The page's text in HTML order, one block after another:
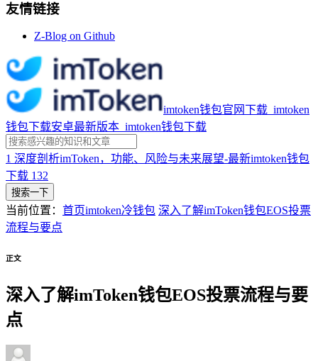
友情链接
Z-Blog on Github
imtoken钱包官网下载_imtoken
钱包下载安卓最新版本_imtoken钱包下载
1 深度剖析imToken，功能、风险与未来展望-最新imtoken钱包
下载 132
搜索一下
当前位置： 首页imtoken冷钱包 深入了解imToken钱包EOS投票
流程与要点
正文
深入了解imToken钱包EOS投票流程与要
点